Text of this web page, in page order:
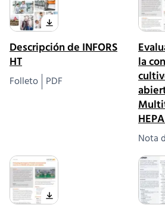
Descripción de INFORS
HT
Folleto PDF
la
Nota